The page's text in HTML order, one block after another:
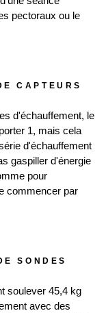
pectoraux ou le
CAPTEURS
d'échauffement, le
1, mais cela
d'échauffement
gaspiller d'énergie
pour
commencer par
SONDES
soulever 45,4 kg
avec des